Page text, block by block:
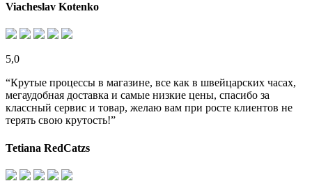
Viacheslav Kotenko
5,0
“Крутые процессы в магазине, все как в швейцарских часах,
мегаудобная доставка и самые низкие цены, спасибо за
классный сервис и товар, желаю вам при росте клиентов не
терять свою крутость!”
Tetiana RedCatzs